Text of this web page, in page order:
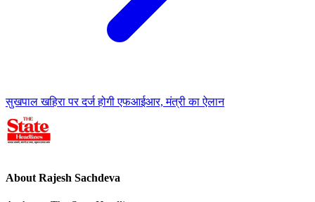
सुखपाल खहिरा पर दर्ज होगी एफआईआर, मंत्री का ऐलान
About Rajesh Sachdeva